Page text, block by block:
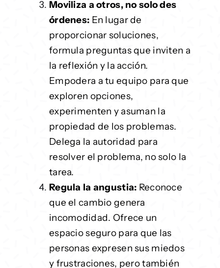
Moviliza a otros, no solo des
órdenes: En lugar de
proporcionar soluciones,
formula preguntas que inviten a
la reflexión y la acción.
Empodera a tu equipo para que
exploren opciones,
experimenten y asuman la
propiedad de los problemas.
Delega la autoridad para
resolver el problema, no solo la
tarea.
Regula la angustia: Reconoce
que el cambio genera
incomodidad. Ofrece un
espacio seguro para que las
personas expresen sus miedos
y frustraciones, pero también